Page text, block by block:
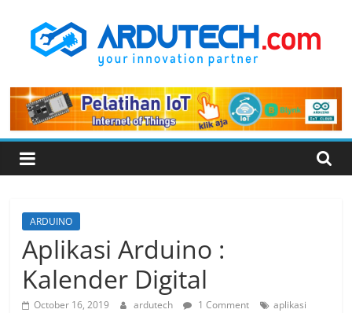
content
ARDUTECH
Your
Innovation
Partner
ARDUINO
Aplikasi Arduino :
Kalender Digital
October 16, 2019 ardutech 1 Comment
aplikasi